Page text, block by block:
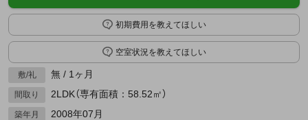
初期費用を教えてほしい
空室状況を教えてほしい
敷/礼 無 / 1ヶ月
間取り 2LDK（専有面積：58.52㎡）
築年月 2008年07月